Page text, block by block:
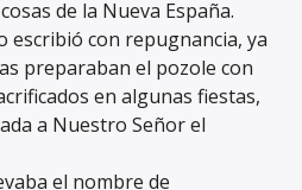
de la Nueva España.
escribió con repugnancia, ya
preparaban el pozole con
en algunas fiestas,
a Nuestro Señor el
el nombre de